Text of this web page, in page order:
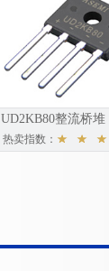
UD2KB80整流桥堆
热卖指数：